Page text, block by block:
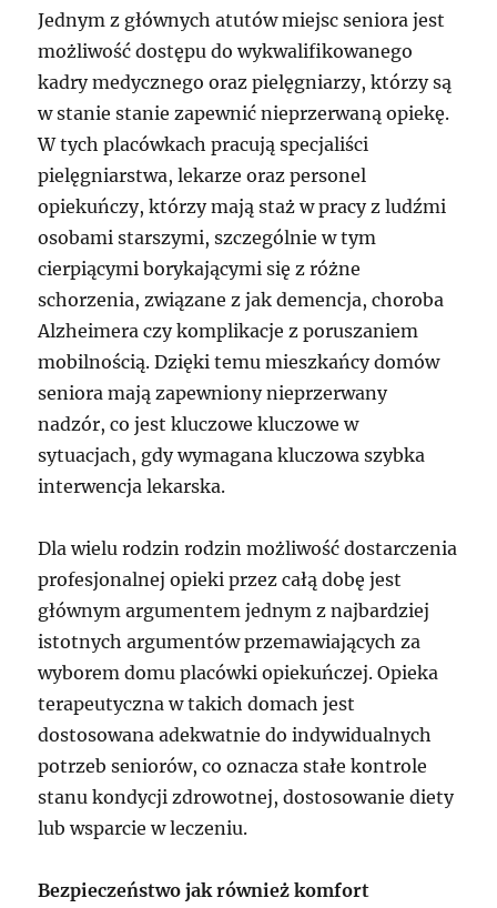
Jednym z głównych atutów miejsc seniora jest
możliwość dostępu do wykwalifikowanego
kadry medycznego oraz pielęgniarzy, którzy są
w stanie stanie zapewnić nieprzerwaną opiekę.
W tych placówkach pracują specjaliści
pielęgniarstwa, lekarze oraz personel
opiekuńczy, którzy mają staż w pracy z ludźmi
osobami starszymi, szczególnie w tym
cierpiącymi borykającymi się z różne
schorzenia, związane z jak demencja, choroba
Alzheimera czy komplikacje z poruszaniem
mobilnością. Dzięki temu mieszkańcy domów
seniora mają zapewniony nieprzerwany
nadzór, co jest kluczowe kluczowe w
sytuacjach, gdy wymagana kluczowa szybka
interwencja lekarska.
Dla wielu rodzin rodzin możliwość dostarczenia
profesjonalnej opieki przez całą dobę jest
głównym argumentem jednym z najbardziej
istotnych argumentów przemawiających za
wyborem domu placówki opiekuńczej. Opieka
terapeutyczna w takich domach jest
dostosowana adekwatnie do indywidualnych
potrzeb seniorów, co oznacza stałe kontrole
stanu kondycji zdrowotnej, dostosowanie diety
lub wsparcie w leczeniu.
Bezpieczeństwo jak również komfort